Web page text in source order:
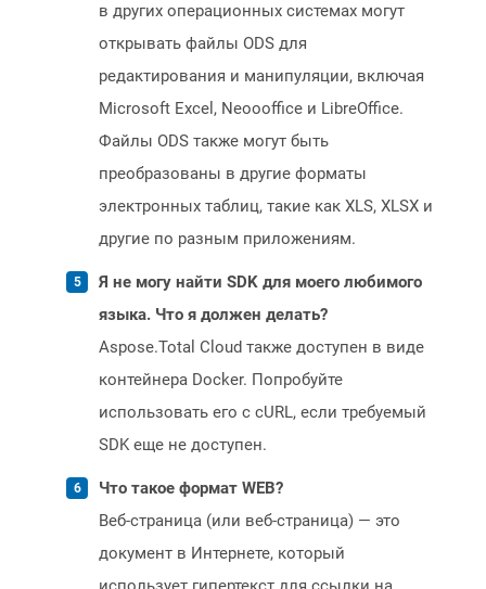
в других операционных системах могут
открывать файлы ODS для
редактирования и манипуляции, включая
Microsoft Excel, Neoooffice и LibreOffice.
Файлы ODS также могут быть
преобразованы в другие форматы
электронных таблиц, такие как XLS, XLSX и
другие по разным приложениям.
Я не могу найти SDK для моего любимого
языка. Что я должен делать?
Aspose.Total Cloud также доступен в виде
контейнера Docker. Попробуйте
использовать его с cURL, если требуемый
SDK еще не доступен.
Что такое формат WEB?
Веб-страница (или веб-страница) — это
документ в Интернете, который